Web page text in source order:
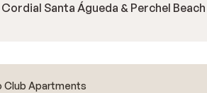
Santa Águeda & Perchel Beach
Club Apartments